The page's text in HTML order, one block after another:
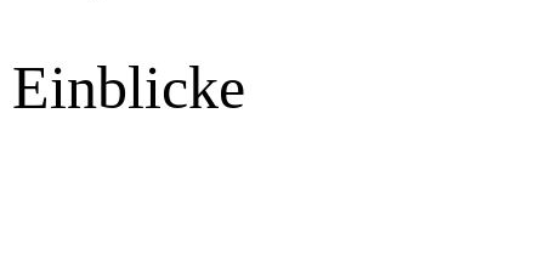
Einblicke